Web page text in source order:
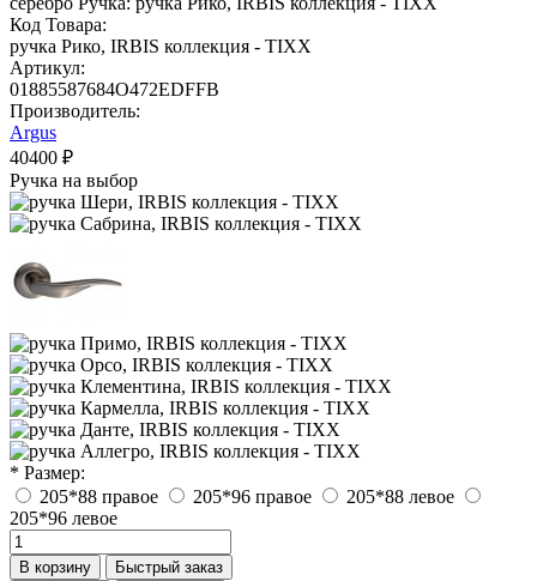
Код Товара:
ручка Рико, IRBIS коллекция - TIXX
Артикул:
01885587684O472EDFFB
Производитель:
Argus
40400 ₽
Ручка на выбор
* Размер:
205*88 правое
205*96 правое
205*88 левое
205*96 левое
В корзину
Быстрый заказ